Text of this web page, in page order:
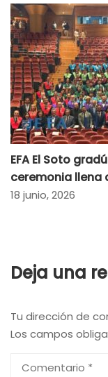
EFA El Soto
ceremonia llena
18 junio, 2026
Deja una
Tu dirección de
Los campos